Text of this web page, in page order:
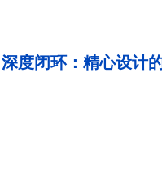
深度闭环：精心设计